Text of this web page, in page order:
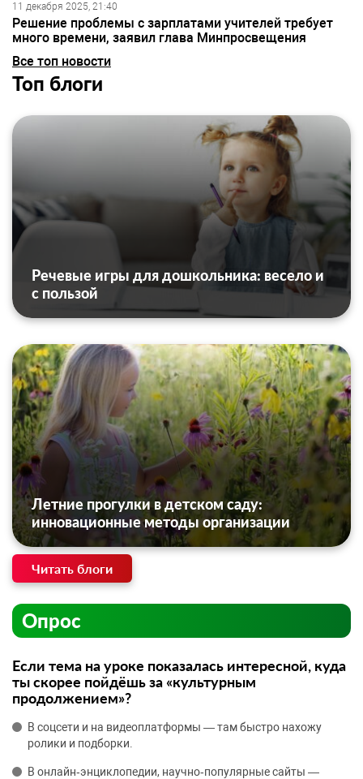
11 декабря 2025, 21:40
Решение проблемы с зарплатами учителей требует
много времени, заявил глава Минпросвещения
Все топ новости
Топ блоги
Речевые игры для дошкольника: весело и
с пользой
Летние прогулки в детском саду:
инновационные методы организации
Читать блоги
Опрос
Если тема на уроке показалась интересной, куда
ты скорее пойдёшь за «культурным
продолжением»?
В соцсети и на видеоплатформы — там быстро нахожу
ролики и подборки.
В онлайн‑энциклопедии, научно‑популярные сайты —